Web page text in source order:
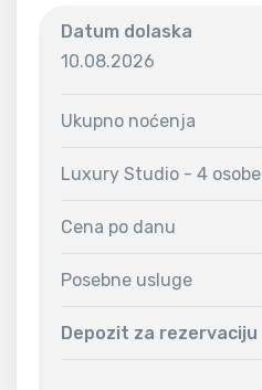
Datum dolaska
10.08.2026
Ukupno noćenja
Luxury Studio - 4 osobe
Cena po danu
Posebne usluge
Depozit za rezervaciju